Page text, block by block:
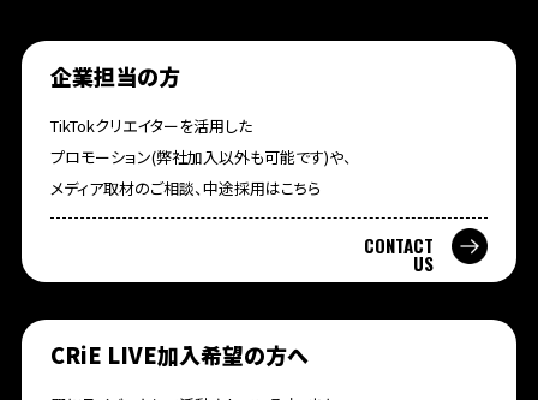
企業担当の方
TikTokクリエイターを活用した
プロモーション(弊社加入以外も可能です)や、
メディア取材のご相談、中途採用はこちら
CONTACT
US
CRiE LIVE加入希望の方へ